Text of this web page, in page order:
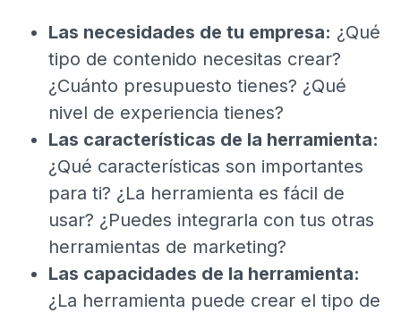
Las necesidades de tu empresa: ¿Qué
tipo de contenido necesitas crear?
¿Cuánto presupuesto tienes? ¿Qué
nivel de experiencia tienes?
Las características de la herramienta:
¿Qué características son importantes
para ti? ¿La herramienta es fácil de
usar? ¿Puedes integrarla con tus otras
herramientas de marketing?
Las capacidades de la herramienta:
¿La herramienta puede crear el tipo de